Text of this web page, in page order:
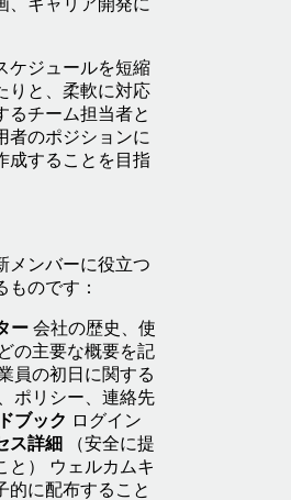
ケジュールを短縮
りと、柔軟に対応
るチーム担当者と
者のポジションに
成することを目指
メンバーに役立つ
のです：
ー 会社の歴史、使
の主要な概要を記
員の初日に関する
ポリシー、連絡先
ブック ログイン
ス詳細
（安全に提
）
ウェルカムキ
的に配布すること